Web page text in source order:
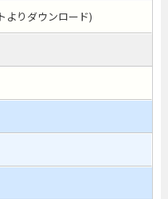
よりダウンロード)